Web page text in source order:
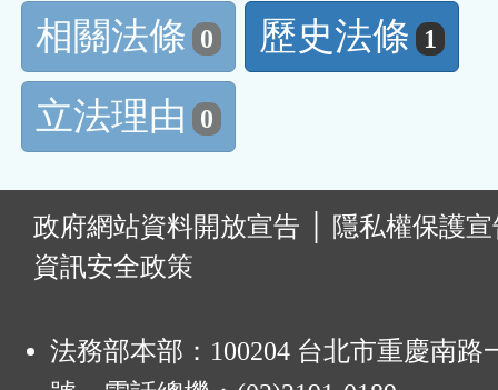
相關法條 0 歷史法條 1
立法理由 0
政府網站資料開放宣告
隱私權保護
資訊安全政策
法務部本部：100204 台北市重慶南路